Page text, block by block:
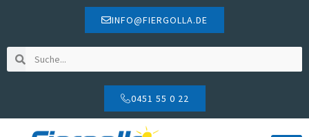
INFO@FIERGOLLA.DE
0451 55 0 22